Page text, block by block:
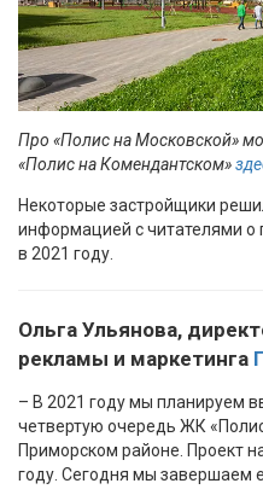
Про «Полис на Московской»
«Полис на Комендантском»
Некоторые застройщики
информацией с читателями о
в 2021 году.
Ольга Ульянова,
рекламы и маркетинга
– В 2021 году мы планируем
четвертую очередь ЖК
Приморском районе. Проект
году. Сегодня мы завершаем